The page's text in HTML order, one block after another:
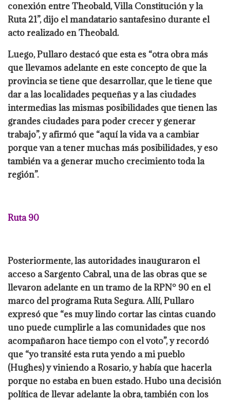
conexión entre Theobald, Villa Constitución y la
Ruta 21”, dijo el mandatario santafesino durante el
acto realizado en Theobald.
Luego, Pullaro destacó que esta es “otra obra más
que llevamos adelante en este concepto de que la
provincia se tiene que desarrollar, que le tiene que
dar a las localidades pequeñas y a las ciudades
intermedias las mismas posibilidades que tienen las
grandes ciudades para poder crecer y generar
trabajo”, y afirmó que “aquí la vida va a cambiar
porque van a tener muchas más posibilidades, y eso
también va a generar mucho crecimiento toda la
región”.
Ruta 90
Posteriormente, las autoridades inauguraron el
acceso a Sargento Cabral, una de las obras que se
llevaron adelante en un tramo de la RPN° 90 en el
marco del programa Ruta Segura. Allí, Pullaro
expresó que “es muy lindo cortar las cintas cuando
uno puede cumplirle a las comunidades que nos
acompañaron hace tiempo con el voto”, y recordó
que “yo transité esta ruta yendo a mi pueblo
(Hughes) y viniendo a Rosario, y había que hacerla
porque no estaba en buen estado. Hubo una decisión
política de llevar adelante la obra, también con los